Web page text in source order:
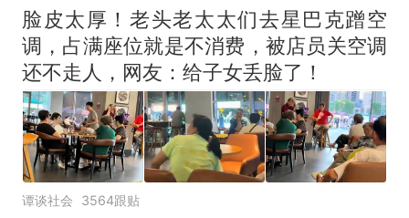
线一圈，还曾两次到中国寻根
的抢着买
视频丨只要一枚命中就能让航
母瘫痪 轰-6J实力有多强？
空调24小时开着反而更省电？
电力部门回应
大雨将至一家老小6分钟抢收完
1千斤稻谷
热 十多万人报名的考试，成绩
全部作废，公平么？
脸皮太厚！老头老太太们去星巴克蹭空
调，占满座位就是不消费，被店员关空调
还不走人，网友：给子女丢脸了！
谭谈社会 3564跟贴